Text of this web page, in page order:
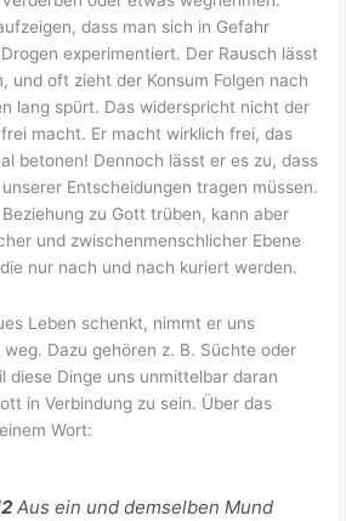
dass man sich in Gefahr
experimentiert. Der Rausch lässt
und oft zieht der Konsum Folgen nach
lang spürt. Das widerspricht nicht der
macht. Er macht wirklich frei, das
betonen! Dennoch lässt er es zu, dass
Entscheidungen tragen müssen.
zu Gott trüben, kann aber
und zwischenmenschlicher Ebene
nur nach und nach kuriert werden.
Leben schenkt, nimmt er uns
Dazu gehören z. B. Süchte oder
diese Dinge uns unmittelbar daran
in Verbindung zu sein. Über das
Wort:
Aus ein und demselben Mund